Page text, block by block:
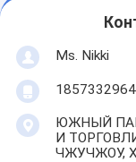
Ms. Nikki
ЮЖНЫЙ
И
ЧЖУЧЖОУ,